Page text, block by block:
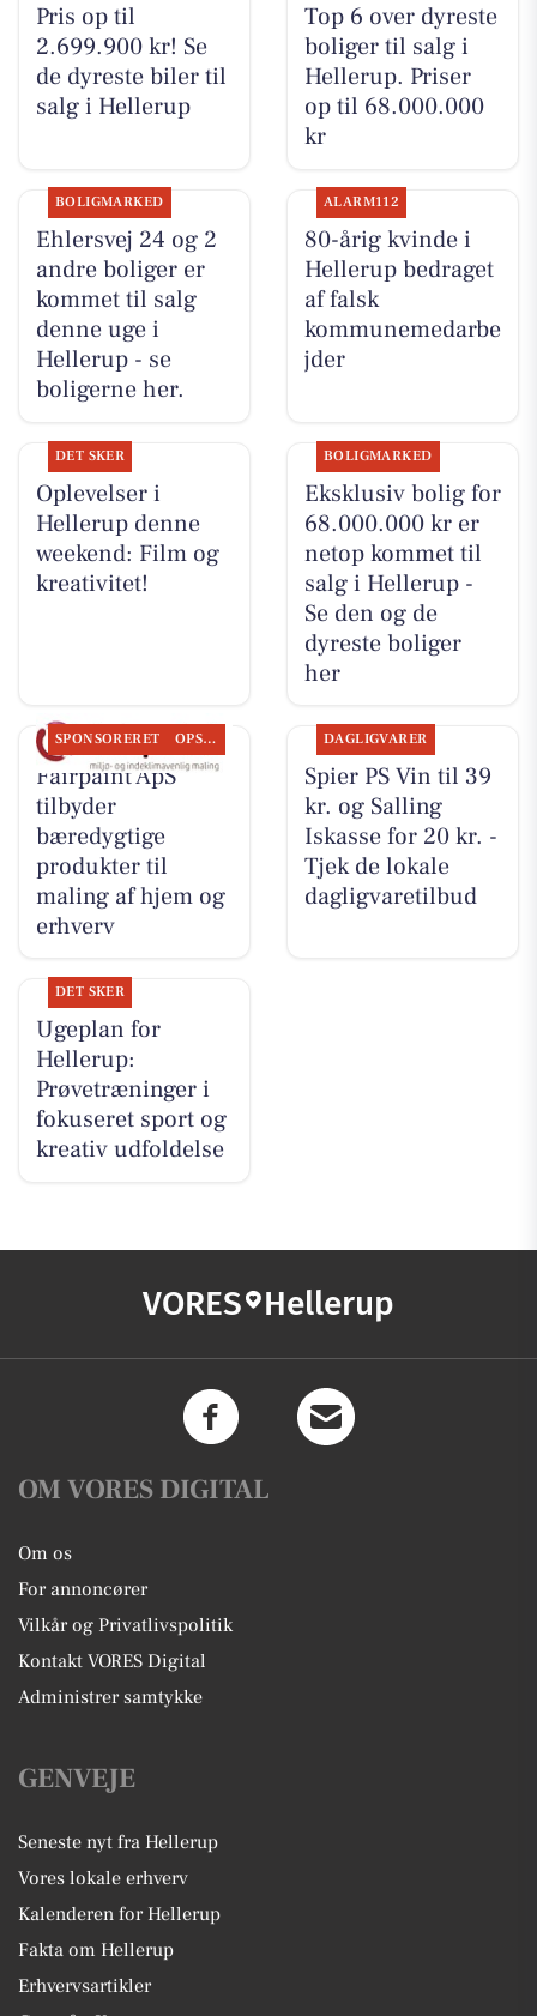
Pris op til
2.699.900 kr! Se
de dyreste biler til
salg i Hellerup
Top 6 over dyreste
boliger til salg i
Hellerup. Priser
op til 68.000.000
kr
BOLIGMARKED
Ehlersvej 24 og 2
andre boliger er
kommet til salg
denne uge i
Hellerup - se
boligerne her.
ALARM112
80-årig kvinde i
Hellerup bedraget
af falsk
kommunemedarbe
jder
DET SKER
Oplevelser i
Hellerup denne
weekend: Film og
kreativitet!
BOLIGMARKED
Eksklusiv bolig for
68.000.000 kr er
netop kommet til
salg i Hellerup -
Se den og de
dyreste boliger
her
SPONSORERET OPSLAGSTAVLEN
Fairpaint ApS
tilbyder
bæredygtige
produkter til
maling af hjem og
erhverv
DAGLIGVARER
Spier PS Vin til 39
kr. og Salling
Iskasse for 20 kr. -
Tjek de lokale
dagligvaretilbud
DET SKER
Ugeplan for
Hellerup:
Prøvetræninger i
fokuseret sport og
kreativ udfoldelse
VORES Hellerup
OM VORES DIGITAL
Om os
For annoncører
Vilkår og Privatlivspolitik
Kontakt VORES Digital
Administrer samtykke
GENVEJE
Seneste nyt fra Hellerup
Vores lokale erhverv
Kalenderen for Hellerup
Fakta om Hellerup
Erhvervsartikler